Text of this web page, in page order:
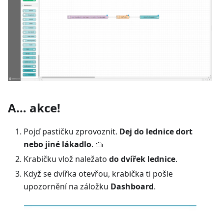
A… akce!
Pojď pastičku zprovoznit. Dej do lednice dort
nebo jiné lákadlo. 🍰
Krabičku vlož naležato do dvířek lednice.
Když se dvířka otevřou, krabička ti pošle
upozornění na záložku Dashboard.